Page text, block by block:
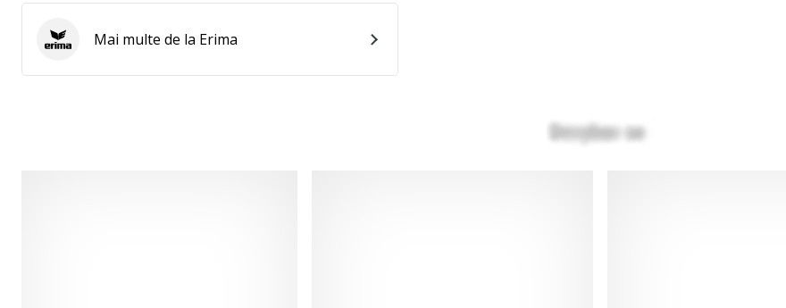
ErimaMai multe de la Erima